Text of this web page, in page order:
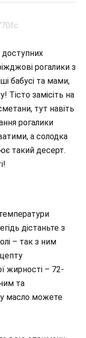
доступних
рогалики з
бабусі та мами,
Тісто замісіть на
тут навіть
рогалики
а солодка
такий десерт.
дістаньте з
– так з ним
жирності – 72-
та
масло можете